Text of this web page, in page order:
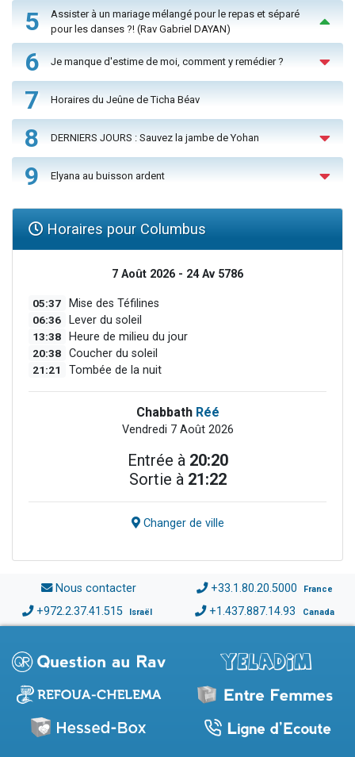
5
Assister à un mariage mélangé pour le repas et séparé
pour les danses ?! (Rav Gabriel DAYAN)
6 Je manque d'estime de moi, comment y remédier ?
7 Horaires du Jeûne de Ticha Béav
8 DERNIERS JOURS : Sauvez la jambe de Yohan
9 Elyana au buisson ardent
Horaires pour Columbus
7 Août 2026 - 24 Av 5786
05:37 Mise des Téfilines
06:36 Lever du soleil
13:38 Heure de milieu du jour
20:38 Coucher du soleil
21:21 Tombée de la nuit
Chabbath Réé
Vendredi 7 Août 2026
Entrée à 20:20
Sortie à 21:22
Changer de ville
Nous contacter +33.1.80.20.5000 France
+972.2.37.41.515 Israël +1.437.887.14.93 Canada